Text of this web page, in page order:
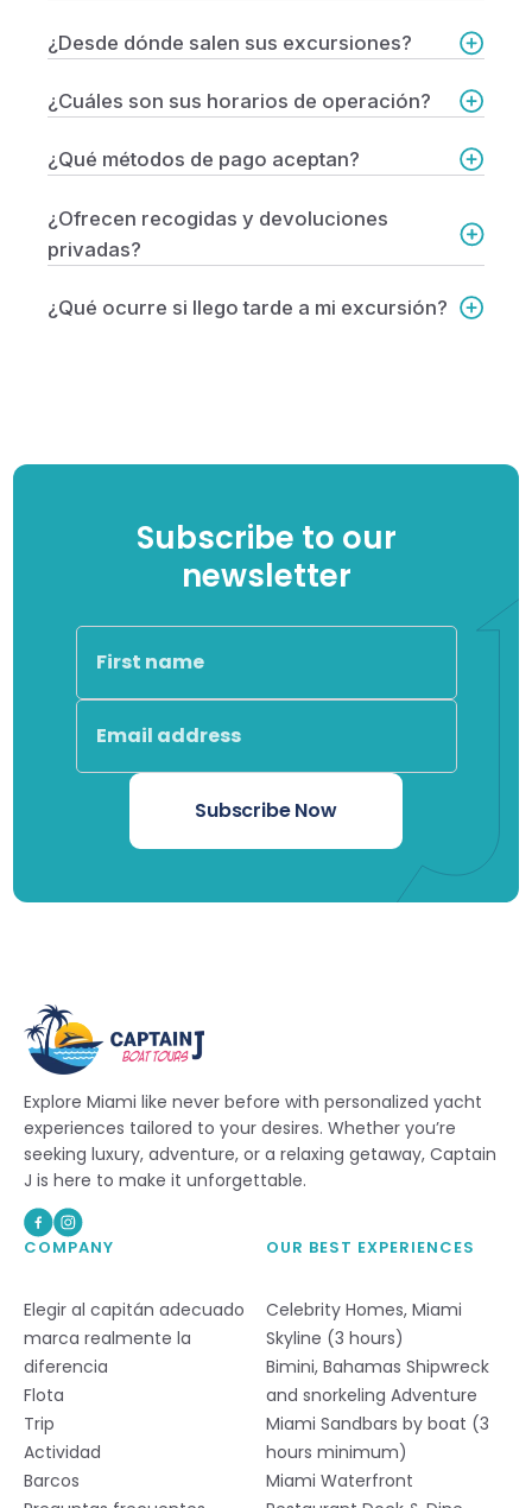
¿Desde dónde salen sus excursiones?
¿Cuáles son sus horarios de operación?
¿Qué métodos de pago aceptan?
¿Ofrecen recogidas y devoluciones
privadas?
¿Qué ocurre si llego tarde a mi excursión?
Subscribe to our
newsletter
Explore Miami like never before with personalized yacht
experiences tailored to your desires. Whether you’re
seeking luxury, adventure, or a relaxing getaway, Captain
J is here to make it unforgettable.
COMPANY
Elegir al capitán adecuado
marca realmente la
diferencia
Flota
Trip
Actividad
Barcos
OUR BEST EXPERIENCES
Celebrity Homes, Miami
Skyline (3 hours)
Bimini, Bahamas Shipwreck
and snorkeling Adventure
Miami Sandbars by boat (3
hours minimum)
Miami Waterfront